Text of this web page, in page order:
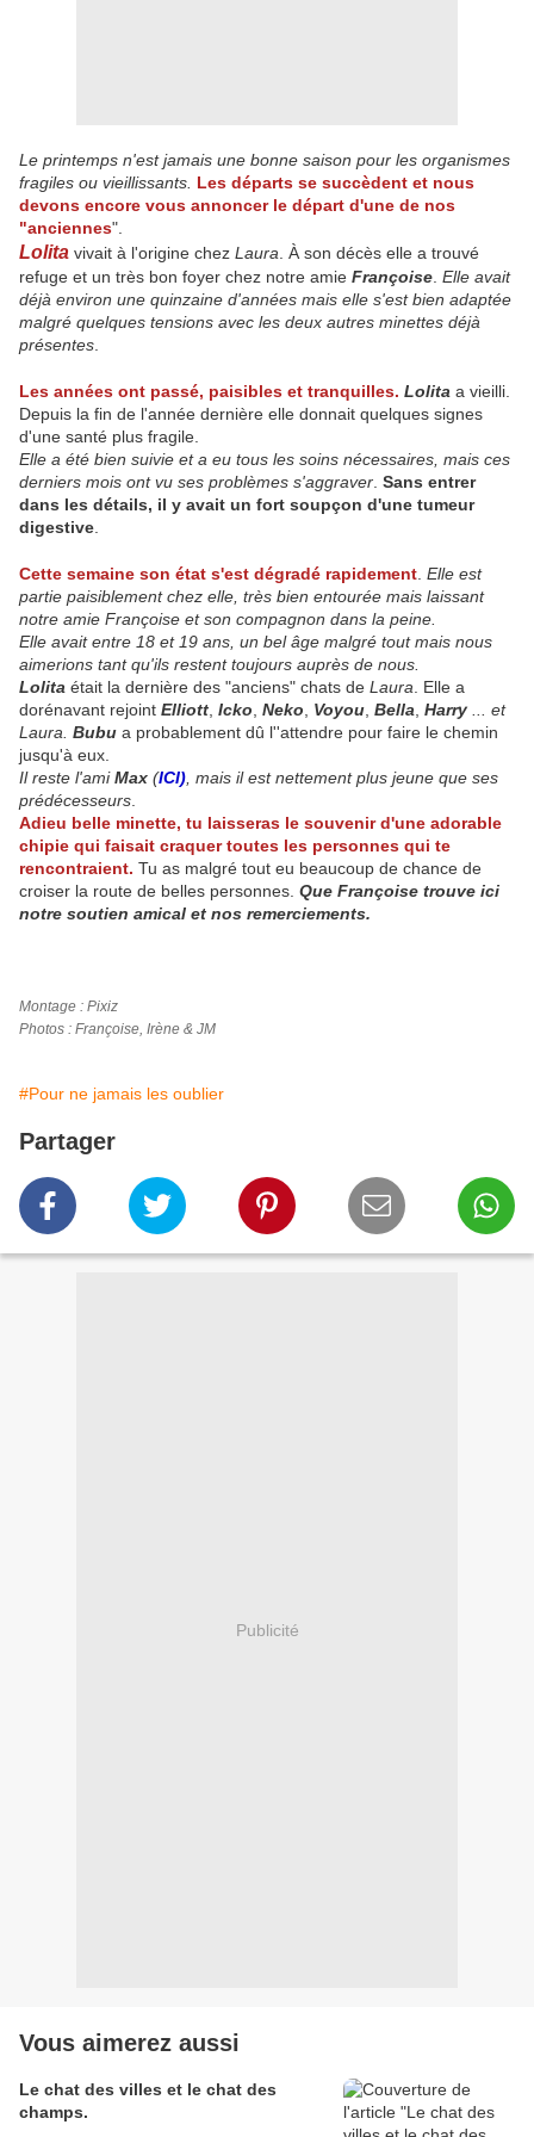
Le printemps n'est jamais une bonne saison pour les organismes
fragiles ou vieillissants. Les départs se succèdent et nous
devons encore vous annoncer le départ d'une de nos
"anciennes".
Lolita vivait à l'origine chez Laura . À son décès elle a trouvé
refuge et un très bon foyer chez notre amie Françoise Elle avait
déjà environ une quinzaine d'années mais elle s'est bien adaptée
malgré quelques tensions avec les deux autres minettes déjà
présentes
Les années ont passé, paisibles et tranquilles. Lolita a vieilli.
Depuis la fin de l'année dernière elle donnait quelques signes
d'une santé plus fragile.
Elle a été bien suivie et a eu tous les soins nécessaires, mais ces
derniers mois ont vu ses problèmes s'aggraver Sans entrer
dans les détails, il y avait un fort soupçon d'une tumeur
digestive
Cette semaine son état s'est dégradé rapidement Elle est
partie paisiblement chez elle, très bien entourée mais laissant
notre amie Françoise et son compagnon dans la peine.
Elle avait entre 18 et 19 ans, un bel âge malgré tout mais nous
aimerions tant qu'ils restent toujours auprès de nous.
Lolita était la dernière des "anciens" chats de Laura . Elle a
dorénavant rejoint Elliott Icko Neko Voyou Bella Harry
et
Laura. Bubu a probablement dû l''attendre pour faire le chemin
jusqu'à eux.
Il reste l'amiMax (ICI) , mais il est nettement plus jeune que ses
prédécesseurs
Adieu belle minette, tu laisseras le souvenir d'une adorable
chipie qui faisait craquer toutes les personnes qui te
rencontraient. Tu as malgré tout eu beaucoup de chance de
croiser la route de belles personnes. Que Françoise trouve ici
notre soutien amical et nos remerciements.
Montage : Pixiz
Photos : Françoise, Irène & JM
#Pour ne jamais les oublier
Partager
Publicité
Vous aimerez aussi
Le chat des villes et le chat des
champs.